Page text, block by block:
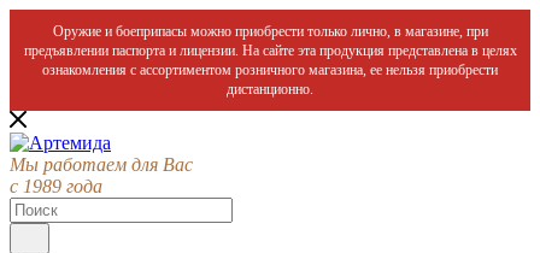
Оружие и боеприпасы можно приобрести только лично, в магазине, при
предъявлении паспорта и лицензии. На сайте эта продукция представлена в целях
ознакомления с ассортиментом розничного магазина, ее нельзя приобрести
дистанционно.
Мы работаем для Вас
с 1989 года